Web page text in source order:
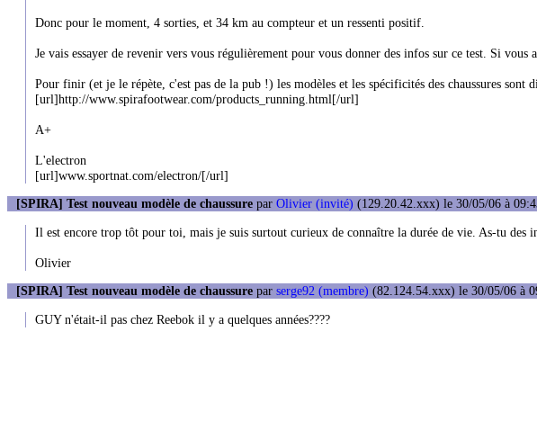
Donc pour le moment, 4 sorties, et 34 km au compteur et un ressenti positif.
Je vais essayer de revenir vers vous régulièrement pour vous donner des infos sur ce test. Si vous
Pour finir (et je le répète, c'est pas de la pub !) les modèles et les spécificités des chaussures sont
[url]http://www.spirafootwear.com/products_running.html[/url]
A+
L'electron
[url]www.sportnat.com/electron/[/url]
[SPIRA] Test nouveau modèle de chaussure par Olivier (invité) (129.20.42.xxx) le 30/05/06 à
Il est encore trop tôt pour toi, mais je suis surtout curieux de connaître la durée de vie. As-tu des
Olivier
[SPIRA] Test nouveau modèle de chaussure par serge92 (membre) (82.124.54.xxx) le 30/05/06 à
GUY n'était-il pas chez Reebok il y a quelques années????